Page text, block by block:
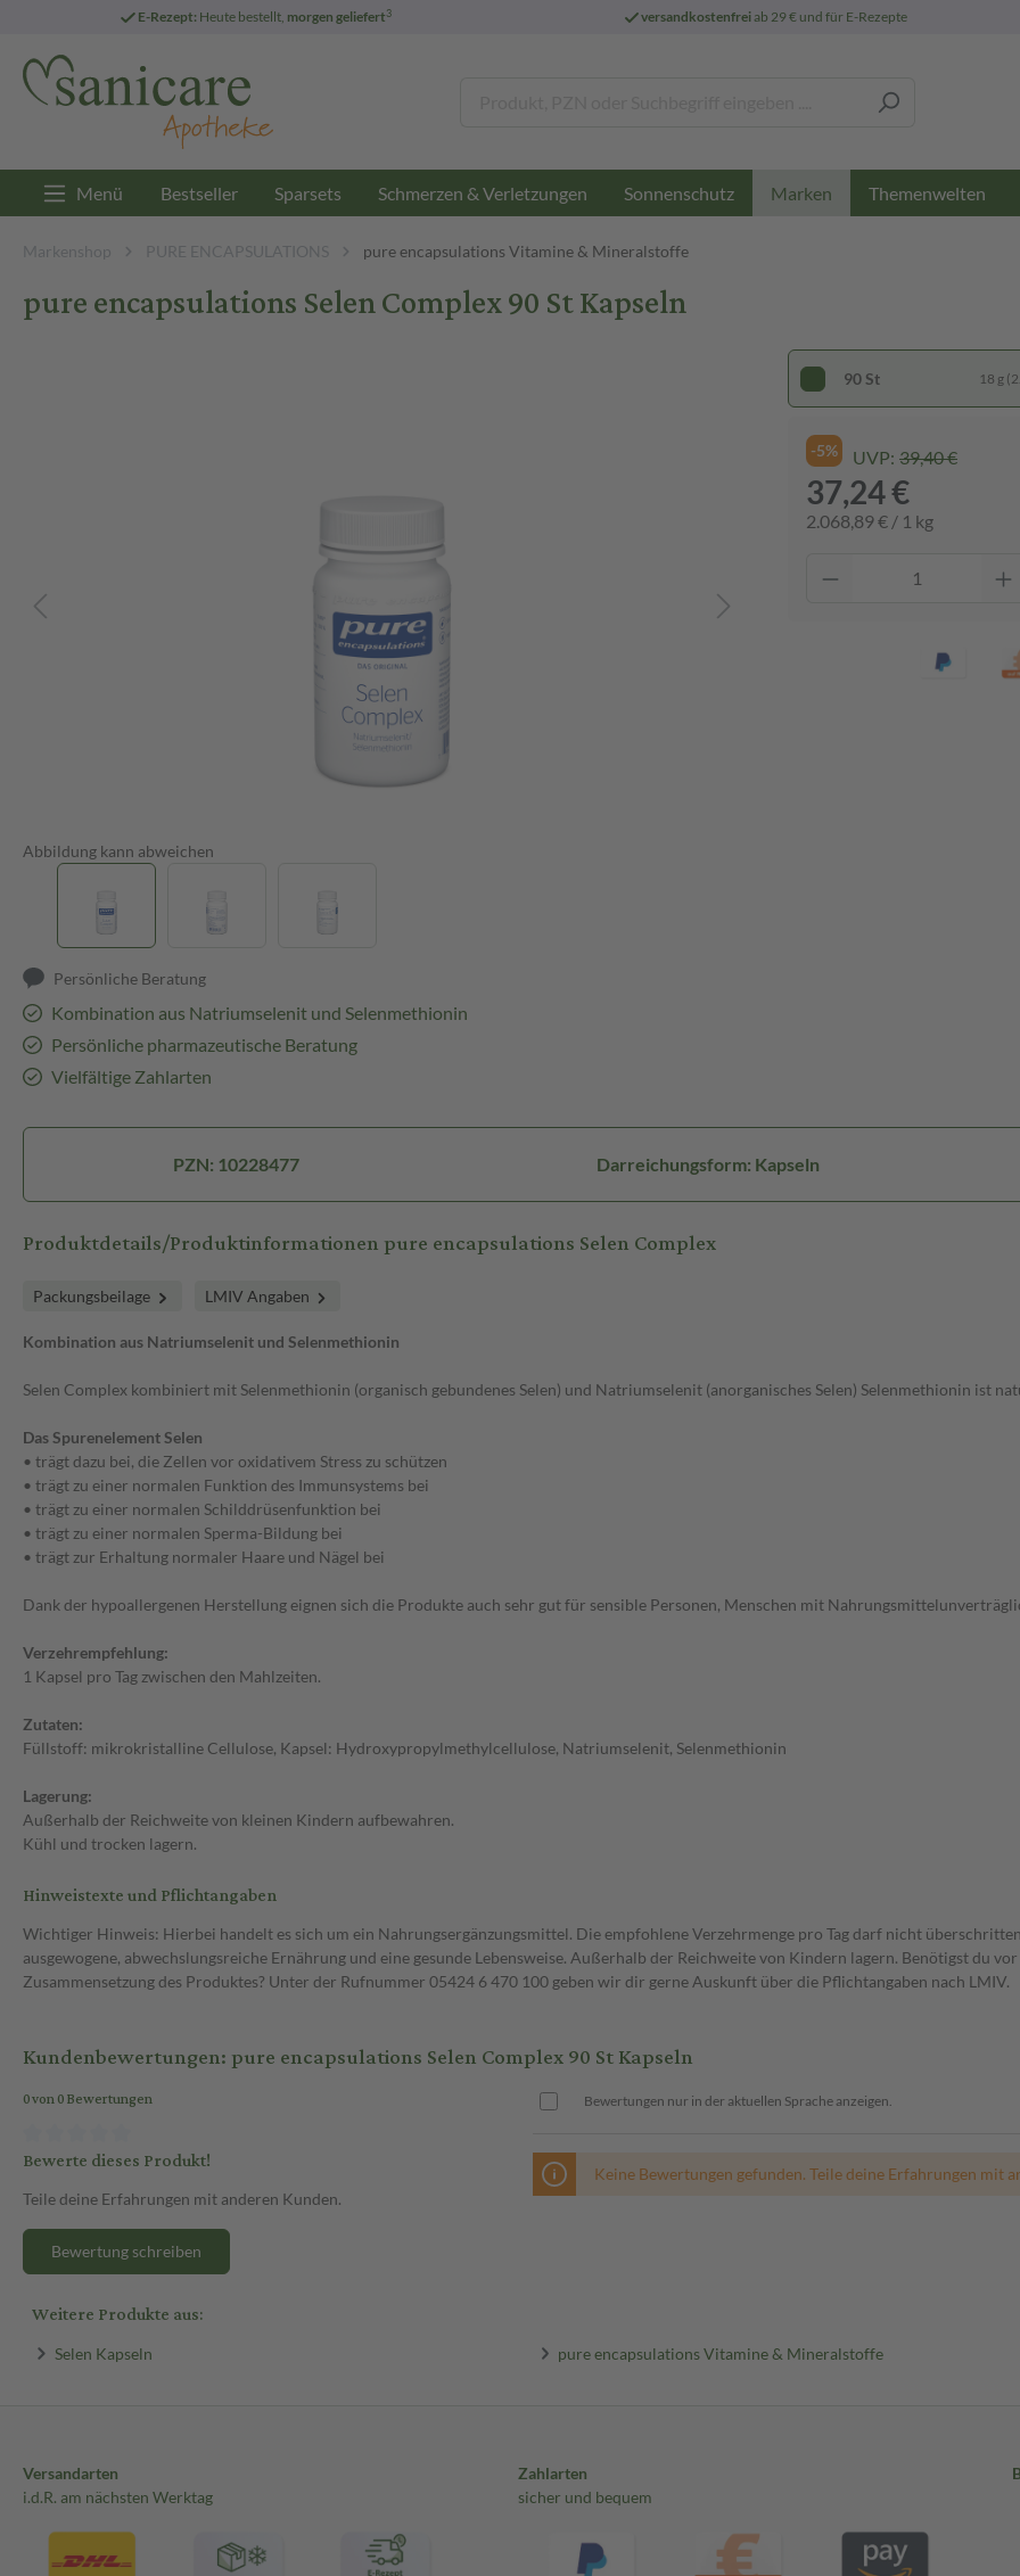
E-Rezept: Heute bestellt, morgen geliefert3 versandkostenfreiab 29 € und für E-Rezepte
Menü Bestseller Sparsets Schmerzen & Verletzungen Sonnenschutz Marken Themenwelten
Markenshop PURE ENCAPSULATIONS pure encapsulations Vitamine & Mineralstoffe
pure encapsulations Selen Complex 90 St Kapseln
Abbildung kann abweichen
Persönliche Beratung
Kombination aus Natriumselenit und Selenmethionin
Persönliche pharmazeutische Beratung
Vielfältige Zahlarten
90 St 18 g
-5% UVP: 39,40 €
37,24 €
2.068,89 € / 1 kg
PZN: 10228477 Darreichungsform: Kapseln
Produktdetails/Produktinformationen pure encapsulations Selen Complex
Packungsbeilage LMIV Angaben
Kombination aus Natriumselenit und Selenmethionin
Selen Complex kombiniert mit Selenmethionin (organisch gebundenes Selen) und Natriumselenit (anorganisches Selen) Selenmethionin ist
Das Spurenelement Selen
• trägt dazu bei, die Zellen vor oxidativem Stress zu schützen
• trägt zu einer normalen Funktion des Immunsystems bei
• trägt zu einer normalen Schilddrüsenfunktion bei
• trägt zu einer normalen Sperma-Bildung bei
• trägt zur Erhaltung normaler Haare und Nägel bei
Dank der hypoallergenen Herstellung eignen sich die Produkte auch sehr gut für sensible Personen, Menschen mit
Verzehrempfehlung:
1 Kapsel pro Tag zwischen den Mahlzeiten.
Zutaten:
Füllstoff: mikrokristalline Cellulose, Kapsel: Hydroxypropylmethylcellulose, Natriumselenit, Selenmethionin
Lagerung:
Außerhalb der Reichweite von kleinen Kindern aufbewahren.
Kühl und trocken lagern.
Hinweistexte und Pflichtangaben
Wichtiger Hinweis: Hierbei handelt es sich um ein Nahrungsergänzungsmittel. Die empfohlene Verzehrmenge pro Tag darf nicht
ausgewogene, abwechslungsreiche Ernährung und eine gesunde Lebensweise. Außerhalb der Reichweite von Kindern lagern. Benötigst du
Zusammensetzung des Produktes? Unter der Rufnummer 05424 6 470 100 geben wir dir gerne Auskunft über die Pflichtangaben nach LMIV.
Kundenbewertungen: pure encapsulations Selen Complex 90 St Kapseln
0 von 0 Bewertungen
Bewerte dieses Produkt!
Teile deine Erfahrungen mit anderen Kunden.
Bewertung schreiben
Bewertungen nur in der aktuellen Sprache anzeigen.
Keine Bewertungen gefunden. Teile deine Erfahrungen mit
Weitere Produkte aus:
Selen Kapseln pure encapsulations Vitamine & Mineralstoffe
Versandarten
i.d.R. am nächsten Werktag
Zahlarten
sicher und bequem